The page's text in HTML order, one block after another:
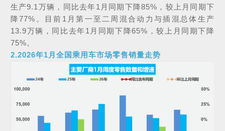
生产9.1万辆，同比去年1月同期下降85%，较上月同期下
降77%。目前1月第一至二周混合动力与插混总体生产
13.9万辆，同比去年1月同期下降65%，较上月同期下降
75%。
2.2026年1月全国乘用车市场零售销量走势